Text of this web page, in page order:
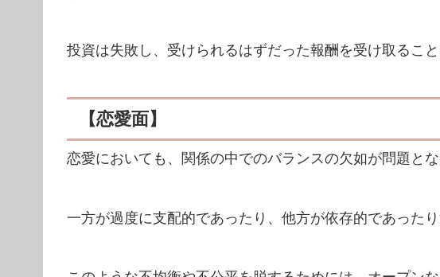
投資は失敗し、受けられるはずだった報酬を受け取ること
【恋愛面】
恋愛においても、関係の中でのバランスの欠如が問題とな
一方が過度に支配的であったり、他方が依存的であった